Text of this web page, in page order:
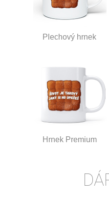
Plechový hrnek
Hrnek Premium